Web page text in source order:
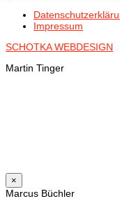
Impressum
SCHOTKA WEBDESIGN
Martin Tinger
×
Marcus Büchler